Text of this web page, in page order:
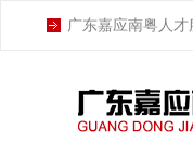
广东嘉应南粤人才